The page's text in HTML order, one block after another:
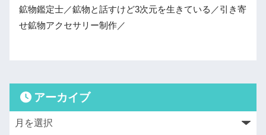
鉱物鑑定士／鉱物と話すけど3次元を生きている／引き寄
せ鉱物アクセサリー制作／
アーカイブ